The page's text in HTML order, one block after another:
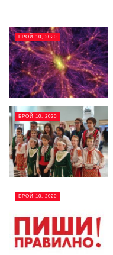
БРОЙ 10, 2020
БРОЙ 10, 2020
БРОЙ 10, 2020